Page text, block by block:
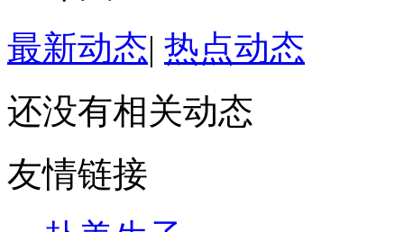
最新动态| 热点动态
还没有相关动态
友情链接